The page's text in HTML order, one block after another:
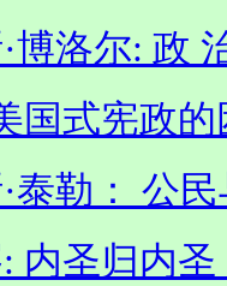
博洛尔: 政
国式宪政的
泰勒： 公
内圣归内